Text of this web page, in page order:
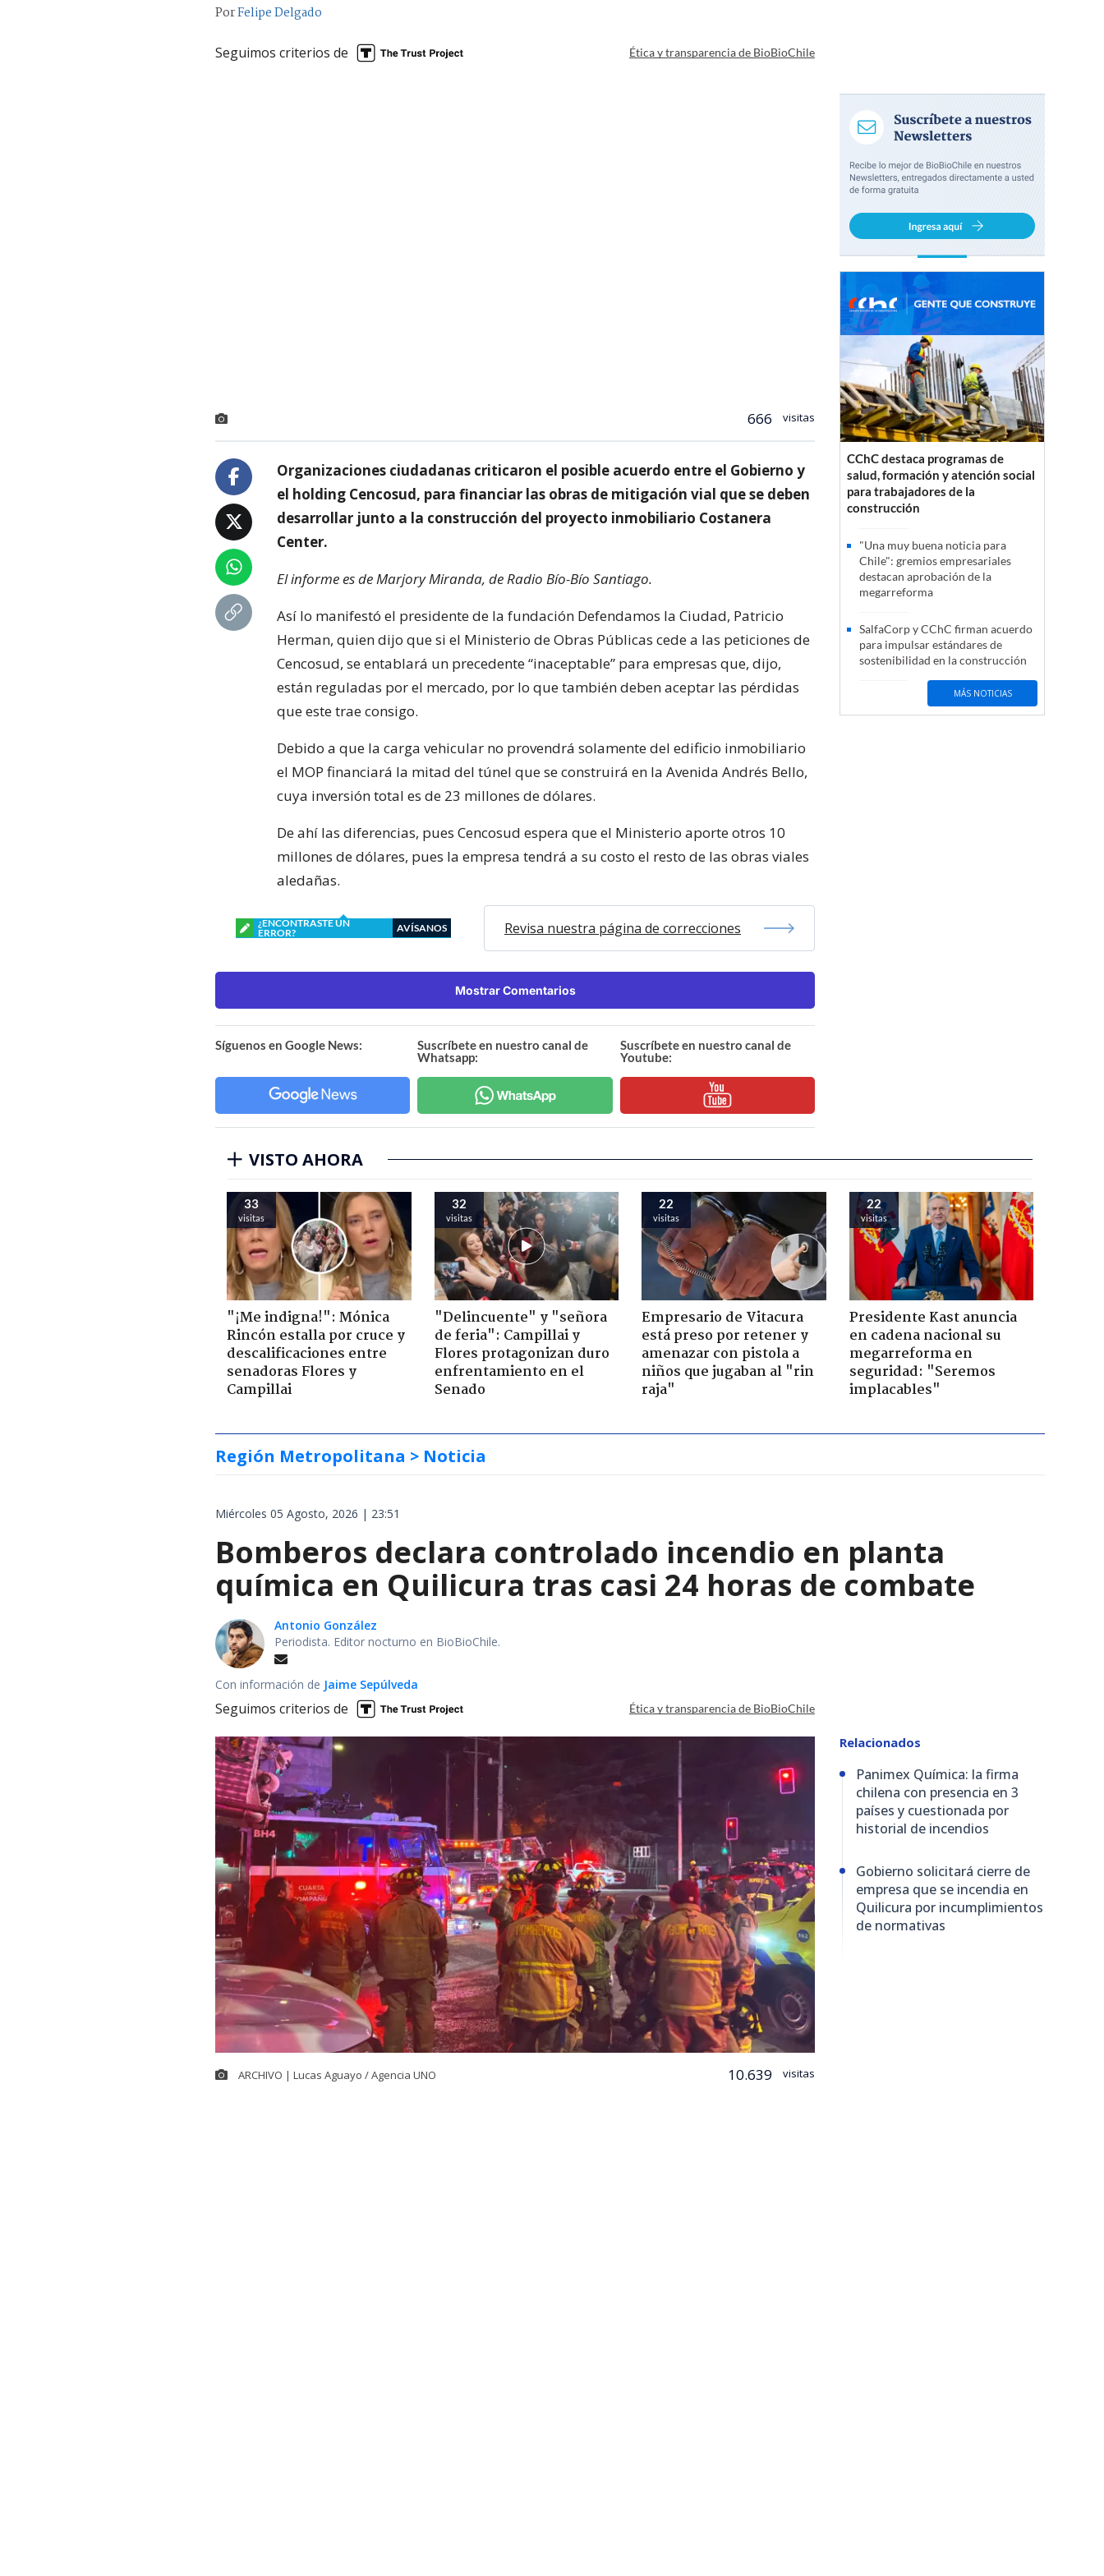
PorFelipe Delgado
Seguimos criterios de Ética y transparencia de BioBioChile
666 visitas
Organizaciones ciudadanas criticaron el posible acuerdo entre el Gobierno y
el holding Cencosud, para financiar las obras de mitigación vial que se deben
desarrollar junto a la construcción del proyecto inmobiliario Costanera
Center.
El informe es de Marjory Miranda, de Radio Bío-Bío Santiago.
Así lo manifestó el presidente de la fundación Defendamos la Ciudad, Patricio
Herman, quien dijo que si el Ministerio de Obras Públicas cede a las peticiones de
Cencosud, se entablará un precedente “inaceptable” para empresas que, dijo,
están reguladas por el mercado, por lo que también deben aceptar las pérdidas
que este trae consigo.
Debido a que la carga vehicular no provendrá solamente del edificio inmobiliario
el MOP financiará la mitad del túnel que se construirá en la Avenida Andrés Bello,
cuya inversión total es de 23 millones de dólares.
De ahí las diferencias, pues Cencosud espera que el Ministerio aporte otros 10
millones de dólares, pues la empresa tendrá a su costo el resto de las obras viales
aledañas.
¿ENCONTRASTE UN
ERROR?
AVÍSANOS Revisa nuestra página de correcciones
Mostrar Comentarios
Síguenos en Google News:
Suscríbete en nuestro canal de
Whatsapp:
Suscríbete en nuestro canal de
Youtube:
CChC destaca programas de
salud, formación y atención social
para trabajadores de la
construcción
"Una muy buena noticia para
Chile": gremios empresariales
destacan aprobación de la
megarreforma
SalfaCorp y CChC firman acuerdo
para impulsar estándares de
sostenibilidad en la construcción
MÁS NOTICIAS
VISTO AHORA
33
visitas
"¡Me indigna!": Mónica
Rincón estalla por cruce y
descalificaciones entre
senadoras Flores y
Campillai
32
visitas
"Delincuente" y "señora
de feria": Campillai y
Flores protagonizan duro
enfrentamiento en el
Senado
22
visitas
Empresario de Vitacura
está preso por retener y
amenazar con pistola a
niños que jugaban al "rin
raja"
22
visitas
Presidente Kast anuncia
en cadena nacional su
megarreforma en
seguridad: "Seremos
implacables"
Región Metropolitana > Noticia
Miércoles 05 Agosto, 2026 | 23:51
Bomberos declara controlado incendio en planta
química en Quilicura tras casi 24 horas de combate
Antonio González
Periodista. Editor nocturno en BioBioChile.
Con información de Jaime Sepúlveda
Seguimos criterios de Ética y transparencia de BioBioChile
ARCHIVO | Lucas Aguayo / Agencia UNO 10.639 visitas
Relacionados
Panimex Química: la firma
chilena con presencia en 3
países y cuestionada por
historial de incendios
Gobierno solicitará cierre de
empresa que se incendia en
Quilicura por incumplimientos
de normativas